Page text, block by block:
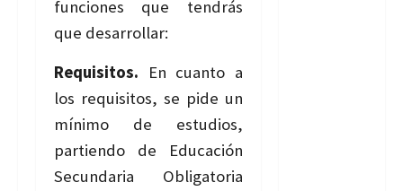
funciones que tendrás
que desarrollar:
Requisitos. En cuanto a
los requisitos, se pide un
mínimo de estudios,
partiendo de Educación
Secundaria Obligatoria